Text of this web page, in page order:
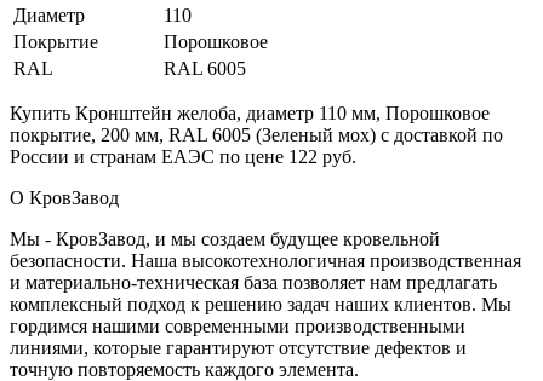
Диаметр
110
Покрытие
Порошковое
RAL
RAL 6005
Купить Кронштейн желоба, диаметр 110 мм, Порошковое
покрытие, 200 мм, RAL 6005 (Зеленый мох) с доставкой по
России и странам ЕАЭС по цене 122 руб.
О КровЗавод
Мы - КровЗавод, и мы создаем будущее кровельной
безопасности. Наша высокотехнологичная производственная
и материально-техническая база позволяет нам предлагать
комплексный подход к решению задач наших клиентов. Мы
гордимся нашими современными производственными
линиями, которые гарантируют отсутствие дефектов и
точную повторяемость каждого элемента.